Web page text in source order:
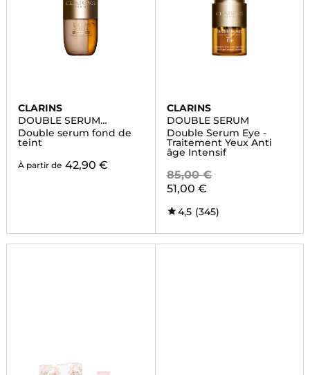
CLARINS
DOUBLE SERUM
FOUNDATION
Double serum fond de
teint
À partir de 42,90 €
CLARINS
DOUBLE SERUM
Double Serum Eye -
Traitement Yeux Anti
âge Intensif
85,00 €
51,00 €
4,5 (345)